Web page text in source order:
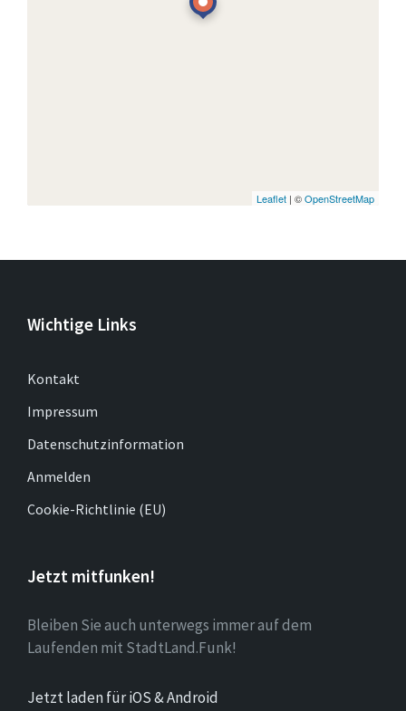
Leaflet | ©OpenStreetMap
Wichtige Links
Kontakt
Impressum
Datenschutzinformation
Anmelden
Cookie-Richtlinie (EU)
Jetzt mitfunken!
Bleiben Sie auch unterwegs immer auf dem
Laufenden mit StadtLand.Funk!
Jetzt laden für iOS & Android